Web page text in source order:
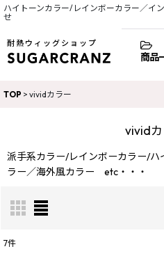
ハイトーンカラー/レインボーカラー／イ
せ
耐熱ウィッグショップ
商品
TOP > vividカラー
vivid
派手系カラー/レインボーカラー/
ラー／海外風カラー etc・・・
7件